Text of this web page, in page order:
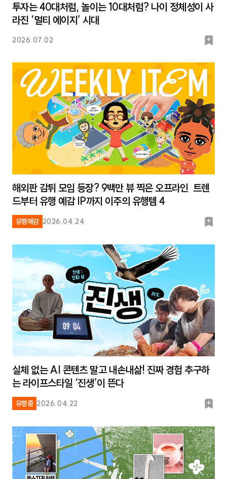
투자는 40대처럼, 놀이는 10대처럼? 나이 정체성이 사
라진 ‘멀티 에이지’ 시대
2026.07.02
북
크
해외판 감튀 모임 등장? 9백만 뷰 찍은 오프라인 트렌
드부터 유행 예감 IP까지 이주의 유행템 4
유행예감 2026.04.24
북
실체 없는 AI 콘텐츠 말고 내손내삶! 진짜 경험 추구하
는 라이프스타일 ‘진생’이 뜬다
유행중 2026.04.22
북
크